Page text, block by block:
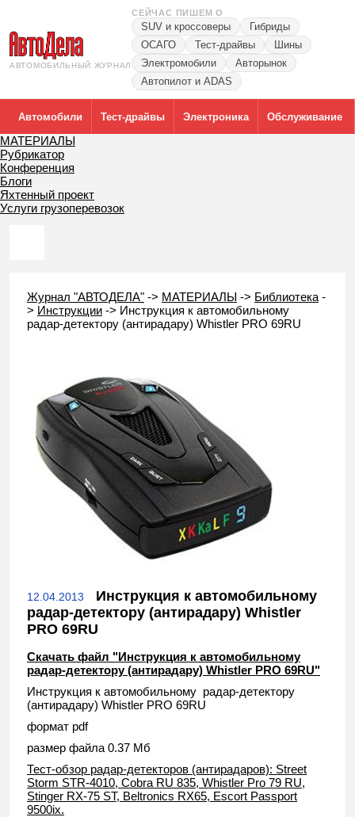
АВТОМОБИЛЬНЫЙ ЖУРНАЛ
СЕЙЧАС ПИШЕМ О
SUV и кроссоверы
Гибриды
ОСАГО
Тест-драйвы
Шины
Электромобили
Авторынок
Автопилот и ADAS
Автомобили Тест-драйвы Электроника Обслуживание
МАТЕРИАЛЫ
Рубрикатор
Конференция
Блоги
Яхтенный проект
Услуги грузоперевозок
Журнал "АВТОДЕЛА" -> МАТЕРИАЛЫ -> Библиотека -
> Инструкции -> Инструкция к автомобильному
радар-детектору (антирадару) Whistler PRO 69RU
12.04.2013
Инструкция к автомобильному
радар-детектору (антирадару) Whistler
PRO 69RU
Скачать файл "Инструкция к автомобильному
радар-детектору (антирадару) Whistler PRO 69RU"
Инструкция к автомобильному радар-детектору
(антирадару) Whistler PRO 69RU
формат pdf
размер файла 0.37 Мб
Тест-обзор радар-детекторов (антирадаров): Street
Storm STR-4010, Cobra RU 835, Whistler Pro 79 RU,
Stinger RX-75 ST, Beltronics RX65, Escort Passport
9500ix.